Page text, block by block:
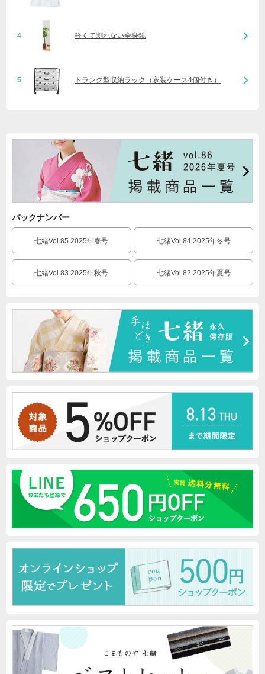
4 軽くて割れない全身鏡
5 トランク型収納ラック（衣装ケース4個付き）
バックナンバー
七緒Vol.85 2025年春号 七緒Vol.84 2025年冬号
七緒Vol.83 2025年秋号 七緒Vol.82 2025年夏号